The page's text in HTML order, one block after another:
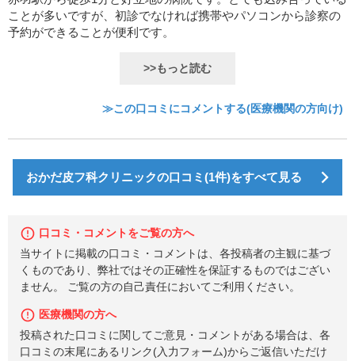
ことが多いですが、初診でなければ携帯やパソコンから診察の
予約ができることが便利です。
>>もっと読む
≫この口コミにコメントする(医療機関の方向け)
おかだ皮フ科クリニックの口コミ(1件)をすべて見る
口コミ・コメントをご覧の方へ
当サイトに掲載の口コミ・コメントは、各投稿者の主観に基づ
くものであり、弊社ではその正確性を保証するものではござい
ません。 ご覧の方の自己責任においてご利用ください。
医療機関の方へ
投稿された口コミに関してご意見・コメントがある場合は、各
口コミの末尾にあるリンク(入力フォーム)からご返信いただけ